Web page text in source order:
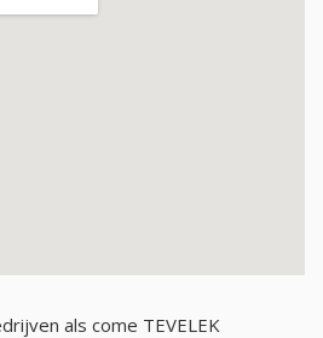
als come TEVELEK